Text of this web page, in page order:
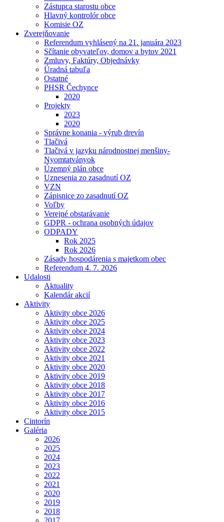
Zástupca starostu obce
Hlavný kontrolór obce
Komisie OZ
Zverejňovanie
Referendum vyhlásený na 21. januára 2023
Sčítanie obyvateľov, domov a bytov 2021
Zmluvy, Faktúry, Objednávky
Úradná tabuľa
Ostatné
PHSR Čechynce
2020
Projekty
2023
2020
Správne konania - výrub drevín
Tlačivá
Tlačivá v jazyku národnostnej menšiny-
Nyomtatványok
Územný plán obce
Uznesenia zo zasadnutí OZ
VZN
Zápisnice zo zasadnutí OZ
Voľby
Verejné obstarávanie
GDPR - ochrana osobných údajov
ODPADY
Rok 2025
Rok 2026
Zásady hospodárenia s majetkom obec
Referendum 4. 7. 2026
Udalosti
Aktuality
Kalendár akcií
Aktivity
Aktivity obce 2026
Aktivity obce 2025
Aktivity obce 2024
Aktivity obce 2023
Aktivity obce 2022
Aktivity obce 2021
Aktivity obce 2020
Aktivity obce 2019
Aktivity obce 2018
Aktivity obce 2017
Aktivity obce 2016
Aktivity obce 2015
Cintorín
Galéria
2026
2025
2024
2023
2022
2021
2020
2019
2018
2017